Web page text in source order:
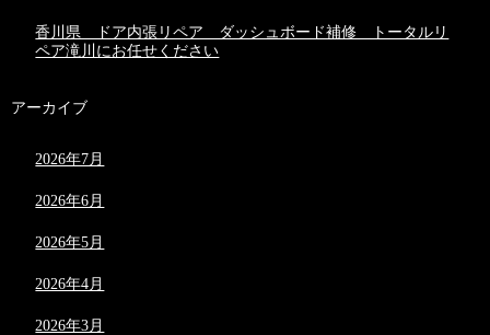
香川県 ドア内張リペア ダッシュボード補修 トータルリ
ペア滝川にお任せください
アーカイブ
2026年7月
2026年6月
2026年5月
2026年4月
2026年3月